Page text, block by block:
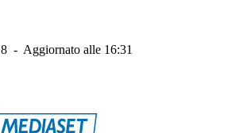
- Aggiornato alle 16:31